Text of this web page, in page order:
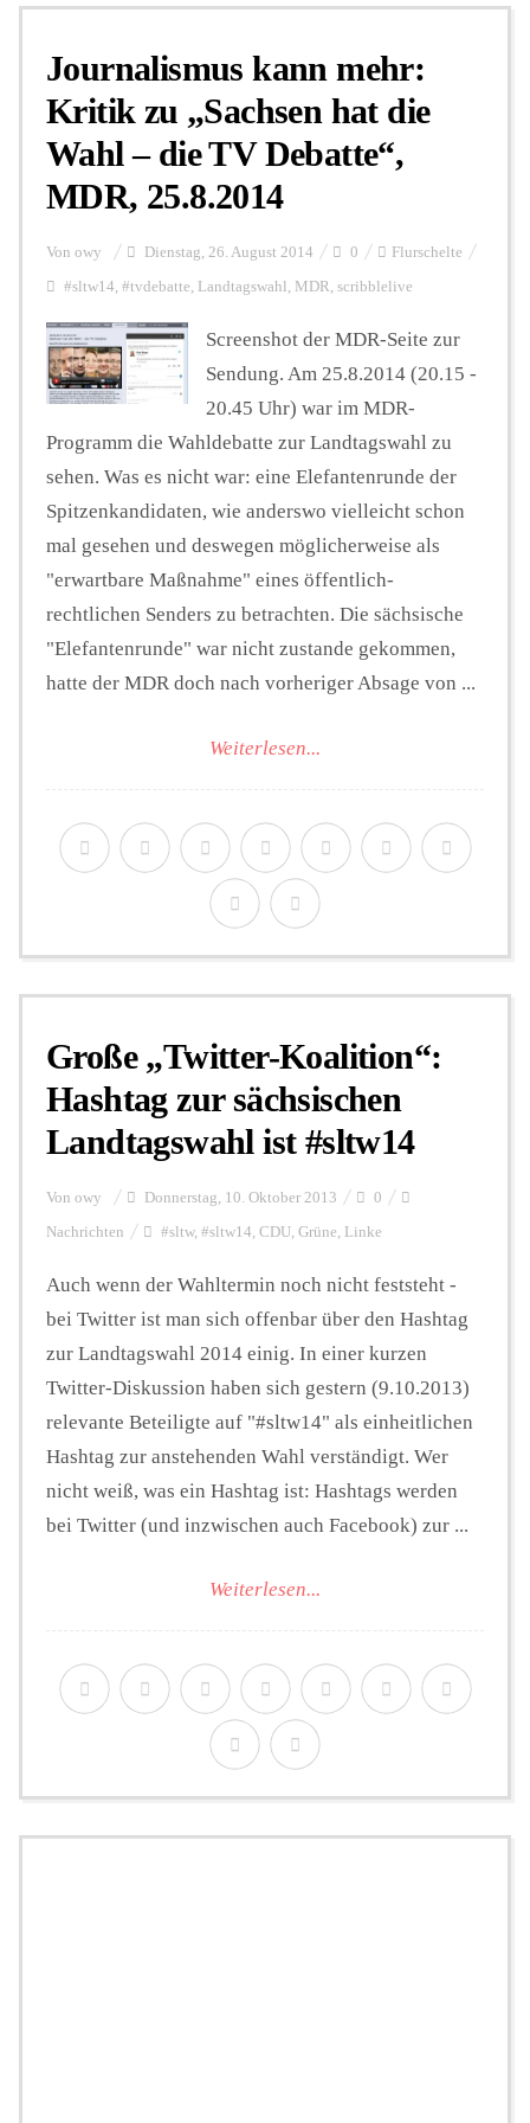
Personalien
Hintergrund
FUNKTURM-Beiträge
Podcast
Seminare
Unterstützen
Journalismus kann mehr:
Kritik zu „Sachsen hat die
Wahl – die TV Debatte“,
MDR, 25.8.2014
Von owy Dienstag, 26. August 2014 0 Flurschelte
#sltw14, #tvdebatte, Landtagswahl , MDR, scribblelive
Screenshot der MDR-Seite zur
Sendung. Am 25.8.2014 (20.15 -
20.45 Uhr) war im MDR-
Programm die Wahldebatte zur Landtagswahl zu
sehen. Was es nicht war: eine Elefantenrunde der
Spitzenkandidaten, wie anderswo vielleicht schon
mal gesehen und deswegen möglicherweise als
"erwartbare Maßnahme" eines öffentlich-
rechtlichen Senders zu betrachten. Die sächsische
"Elefantenrunde" war nicht zustande gekommen,
hatte der MDR doch nach vorheriger Absage von ...
Weiterlesen...
Große „Twitter-Koalition“:
Hashtag zur sächsischen
Landtagswahl ist #sltw14
Von owy Donnerstag, 10. Oktober 2013 0
Nachrichten #sltw, #sltw14, CDU, Grüne, Linke
Auch wenn der Wahltermin noch nicht feststeht -
bei Twitter ist man sich offenbar über den Hashtag
zur Landtagswahl 2014 einig. In einer kurzen
Twitter-Diskussion haben sich gestern (9.10.2013)
relevante Beteiligte auf "#sltw14" als einheitlichen
Hashtag zur anstehenden Wahl verständigt. Wer
nicht weiß, was ein Hashtag ist: Hashtags werden
bei Twitter (und inzwischen auch Facebook) zur ...
Weiterlesen...